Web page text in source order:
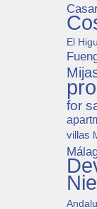
El
for
villas